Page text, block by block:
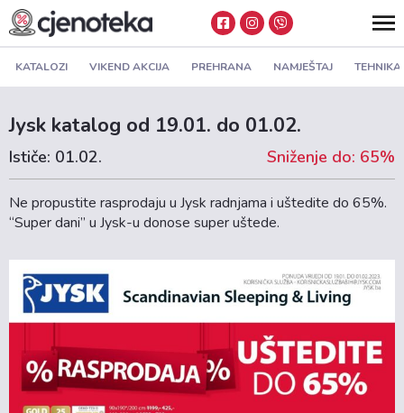
KATALOZI VIKEND AKCIJA PREHRANA NAMJEŠTAJ TEHNIKA
Jysk katalog od 19.01. do 01.02.
Ističe: 01.02. Sniženje do: 65%
Ne propustite rasprodaju u Jysk radnjama i uštedite do 65%.
“Super dani” u Jysk-u donose super uštede.